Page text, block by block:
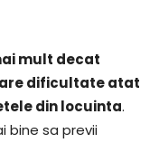
mult decat
dificultate atat
din locuinta.
bine sa previi